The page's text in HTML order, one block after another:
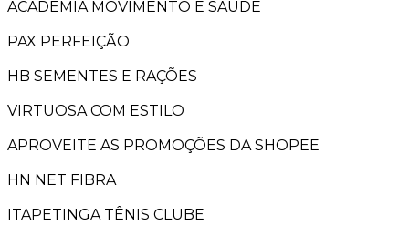
ACADEMIA MOVIMENTO E SAÚDE
PAX PERFEIÇÃO
HB SEMENTES E RAÇÕES
VIRTUOSA COM ESTILO
APROVEITE AS PROMOÇÕES DA SHOPEE
HN NET FIBRA
ITAPETINGA TÊNIS CLUBE